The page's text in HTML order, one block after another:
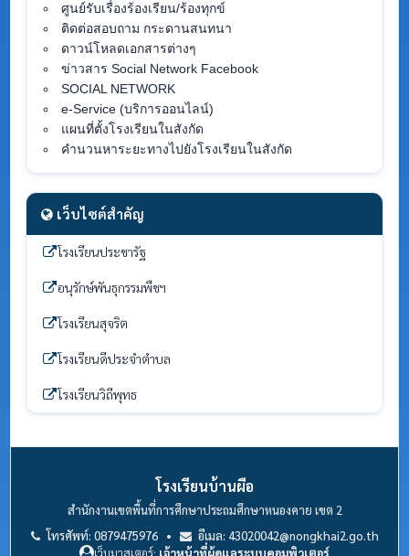
ศูนย์รับเรื่องร้องเรียน/ร้องทุกข์
ติดต่อสอบถาม กระดานสนทนา
ดาวน์โหลดเอกสารต่างๆ
ข่าวสาร Social Network Facebook
SOCIAL NETWORK
e-Service (บริการออนไลน์)
แผนที่ตั้งโรงเรียนในสังกัด
คำนวนหาระยะทางไปยังโรงเรียนในสังกัด
เว็บไซต์สำคัญ
โรงเรียนประชารัฐ
อนุรักษ์พันธุกรรมพืชฯ
โรงเรียนสุจริต
โรงเรียนดีประจำตำบล
โรงเรียนวิถีพุทธ
โรงเรียนบ้านผือ
สำนักงานเขตพื้นที่การศึกษาประถมศึกษาหนองคาย เขต 2
โทรศัพท์: 0879475976 •
อีเมล: 43020042@nongkhai2.go.th
เว็บมาสเตอร์: เจ้าหน้าที่ผู้ดูแลระบบคอมพิวเตอร์